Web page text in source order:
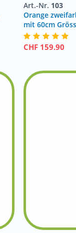
Art.-Nr. 103
Orange
mit 60cm
CHF 159.90